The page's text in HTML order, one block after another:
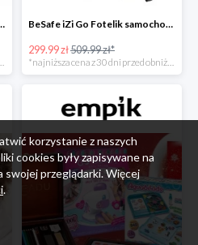
iZi Go -26%
przed obniżką
BeSafe iZi Go Fotelik samochodowy, 0-13 kg, Czarny Cab -41%
299.99 zł509.99 zł*
*najniższa cena z 30 dni przed obniżką
korzystanie z naszych
cookies były zapisywane na
swojej przeglądarki. Więcej
.